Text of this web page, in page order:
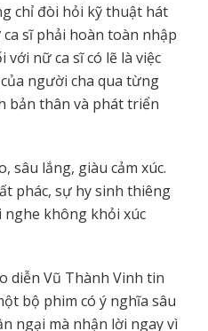
chỉ đòi hỏi kỹ thuật hát
sĩ phải hoàn toàn nhập
nữ ca sĩ có lẽ là việc
người cha qua từng
bản thân và phát triển
sâu lắng, giàu cảm xúc.
phác, sự hy sinh thiêng
nghe không khỏi xúc
diễn Vũ Thành Vinh tin
bộ phim có ý nghĩa sâu
ngại mà nhận lời ngay vì